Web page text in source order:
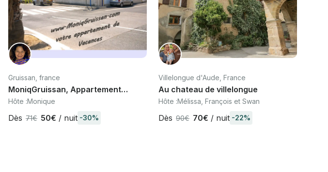
Gruissan, france
MoniqGruissan, Appartement
Gruissan - plage à 400 m.
Hôte :Monique
Dès 71€ 50€ / nuit -30%
Villelongue d'Aude, France
Au chateau de villelongue
Hôte :Mélissa, François et Swan
Dès 90€ 70€ / nuit -22%